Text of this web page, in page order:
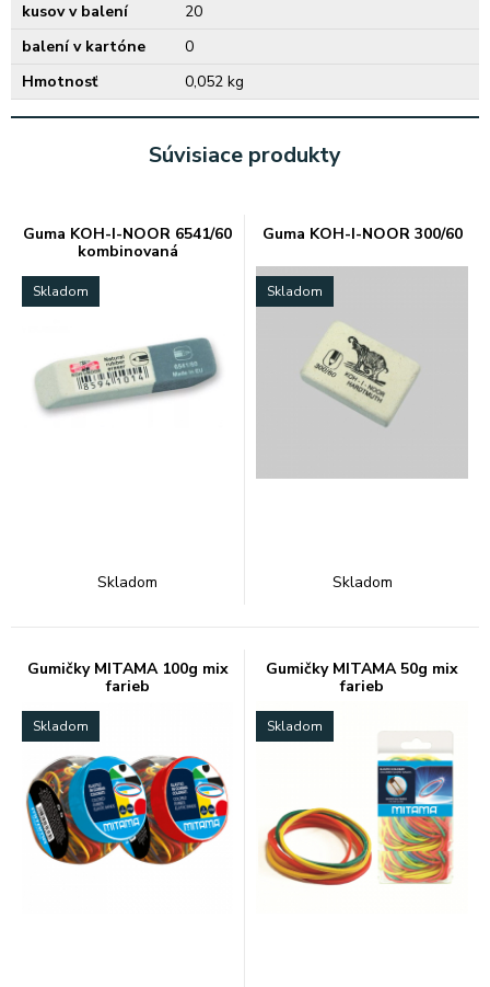
kusov v balení
20
balení v kartóne
0
Hmotnosť
0,052 kg
Súvisiace produkty
Guma KOH-I-NOOR 6541/60
kombinovaná
Skladom
Skladom
Guma KOH-I-NOOR 300/60
Skladom
Skladom
Gumičky MITAMA 100g mix
farieb
Skladom
Gumičky MITAMA 50g mix
farieb
Skladom